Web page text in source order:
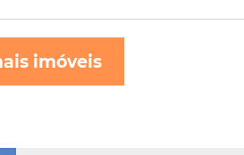
imóveis